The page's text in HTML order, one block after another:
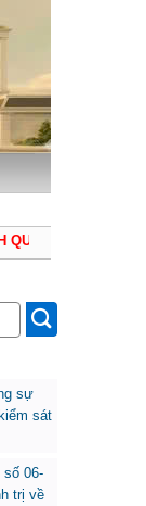
THẬN TRỌNG,
sự
sát
số 06-
trị về